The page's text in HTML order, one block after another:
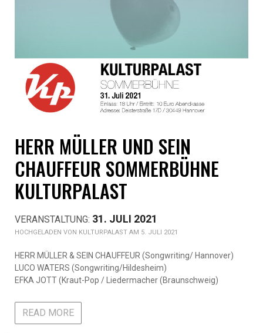
HERR MÜLLER UND SEIN
CHAUFFEUR SOMMERBÜHNE
KULTURPALAST
31. JULI 2021
KULTURPALAST AM 5. JULI 2021
HERR MÜLLER & SEIN CHAUFFEUR (Songwriting/ Hannover)
LUCO WATERS (Songwriting/Hildesheim)
EFKA JOTT (Kraut-Pop / Liedermacher (Braunschweig)
READ MORE